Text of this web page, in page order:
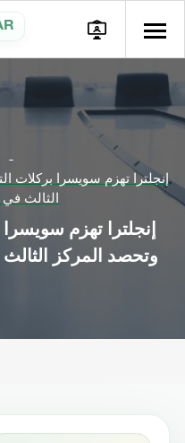
إنجلترا تهزم سويسرا بركلات
الثالث في
إنجلترا تهزم
وتحصد المركز